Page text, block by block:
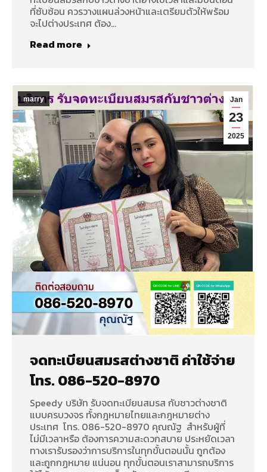
ที่ซับซ้อน ควรวางแผนล่วงหน้าและเตรียมตัวให้พร้อม
จะไปต่างประเทศ ต้อง…
Read more
Jan
23
2025
marry
จดทะเบียนสมรสต่างชาติ ค่าใช้จ่าย
โทร. 086-520-8970
Speedy บริษัท รับจดทะเบียนสมรส กับชาวต่างชาติ
แบบครบวงจร ทั้งกฎหมายไทยและกฎหมายต่าง
ประเทศ โทร. 086-520-8970 คุณณัฐ สำหรับผู้ที่
ไม่มีเวลาหรือ ต้องการความสะดวกสบาย ประหยัดเวลา
ทางเรารับรองว่าการบริการในทุกขั้นตอนนั้น ถูกต้อง
และถูกกฏหมาย แน่นอน ทุกขั้นตอนเราสามารถบริการ